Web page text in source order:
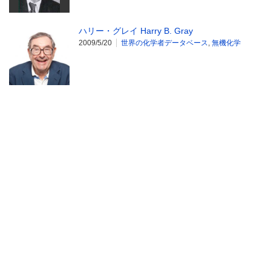
ハリー・グレイ Harry B. Gray
2009/5/20 世界の化学者データベース, 無機化学